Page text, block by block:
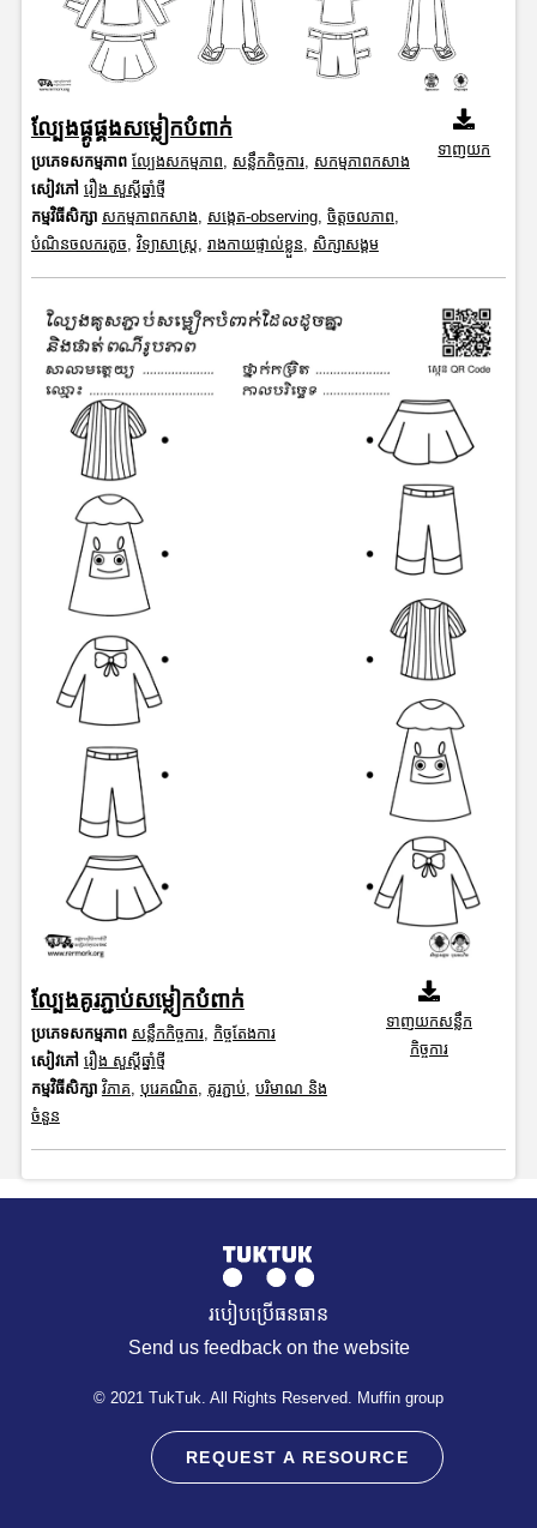
ល្បែងផ្គូផ្គងសម្លៀកបំពាក់
ប្រភេទសកម្មភាព ល្បែងសកម្មភាព សន្លឹកកិច្ចការ, សកម្មភាពកសាង
សៀវភៅ រឿង សួស្តីឆ្នាំថ្មី
កម្មវិធីសិក្សា សកម្មភាពកសាង សង្កេត-observing, ចិត្តចលភាព
បំណិនចលករតូច វិទ្យាសាស្រ្ត រាងកាយផ្ទាល់ខ្លួន សិក្សាសង្គម
ទាញយក
ល្បែងគូរភ្ជាប់សម្លៀកបំពាក់
ប្រភេទសកម្មភាព សន្លឹកកិច្ចការ, កិច្ចតែងការ
សៀវភៅ រឿង សួស្តីឆ្នាំថ្មី
កម្មវិធីសិក្សា វិភាគ បុរេគណិត គូរភ្ជាប់, បរិមាណ និង
ចំនួន
ទាញយកសន្លឹក
កិច្ចការ
របៀបប្រើធនធាន
Send us feedback on the website
© 2021 TukTuk. All Rights Reserved. Muffin group
REQUEST A RESOURCE